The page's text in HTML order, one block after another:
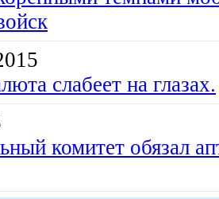
слабеет на глазах.
комитет обязал